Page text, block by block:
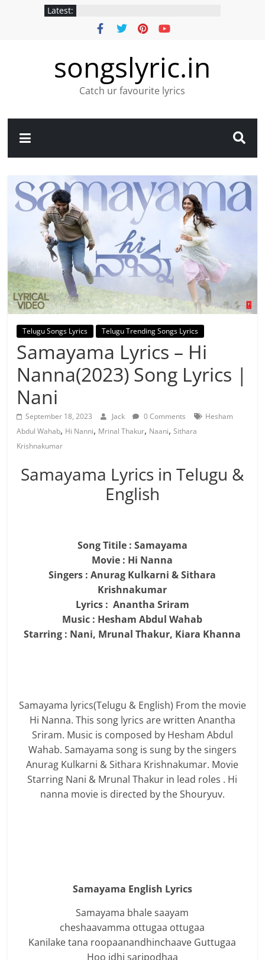
Latest:
songslyric.in
Catch ur favourite lyrics
Telugu Songs Lyrics Telugu Trending Songs Lyrics
Samayama Lyrics – Hi
Nanna(2023) Song Lyrics |
Nani
September 18, 2023 Jack 0 Comments
Hesham
Abdul Wahab, Hi Nanni, Mrinal Thakur, Naani,Sithara
Krishnakumar
Samayama Lyrics in Telugu &
English
Song Titile : Samayama
Movie : Hi Nanna
Singers : Anurag Kulkarni & Sithara
Krishnakumar
Lyrics : Anantha Sriram
Music : Hesham Abdul Wahab
Starring : Nani, Mrunal Thakur, Kiara Khanna
Samayama lyrics(Telugu & English) From the movie
Hi Nanna. This song lyrics are written Anantha
Sriram. Music is composed by Hesham Abdul
Wahab. Samayama song is sung by the singers
Anurag Kulkarni & Sithara Krishnakumar. Movie
Starring Nani & Mrunal Thakur in lead roles . Hi
nanna movie is directed by the Shouryuv.
Samayama English Lyrics
Samayama bhale saayam
cheshaavamma ottugaa ottugaa
Kanilake tana roopaanandhinchaave Guttugaa
Hoo idhi saripodhaa